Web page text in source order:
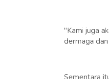
"Kami juga
dermaga
Sementara